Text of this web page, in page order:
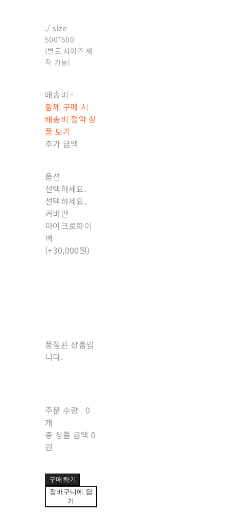
./ size
500*500
(별도 사이즈 제
작 가능)
배송비 -
함께 구매 시
배송비 절약 상
품 보기
추가 금액
옵션
선택하세요.
선택하세요.
커버만
마이크로화이
버
(+30,000원)
품절된 상품입
니다.
주문 수량
0
개
총 상품 금액 0
원
구매하기
장바구니에 담
기